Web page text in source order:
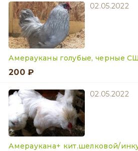
02.05.2022
Амерауканы голубые, черные
200 ₽
02.05.2022
Амераукана+ кит.шелковой/